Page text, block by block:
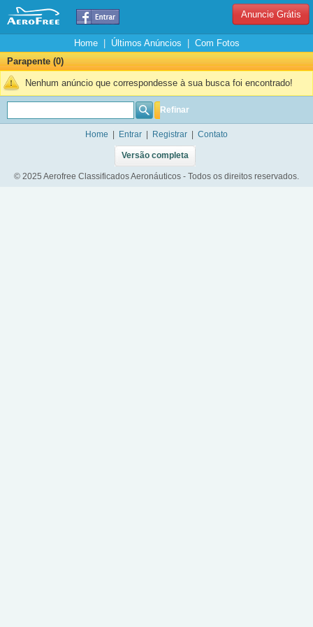
Anuncie Grátis
Home| Últimos Anúncios
Com Fotos
Parapente (0)
Nenhum anúncio que correspondesse à sua busca foi encontrado!
Refinar
Home Entrar Registrar Contato
Versão completa
© 2025 Aerofree Classificados Aeronáuticos - Todos os direitos reservados.